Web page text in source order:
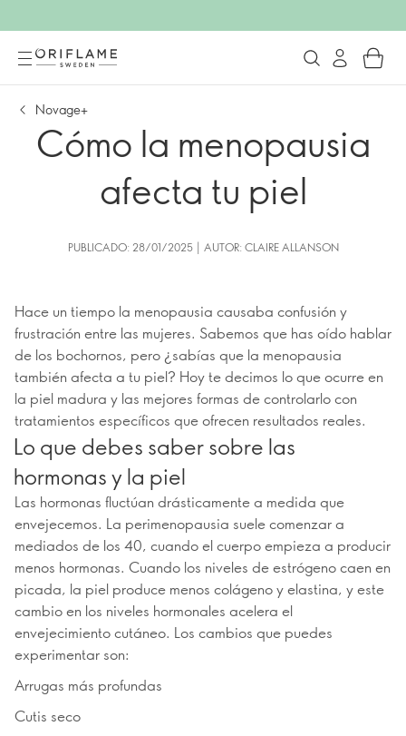
Novage+
Cómo la menopausia
afecta tu piel
PUBLICADO: 28/01/2025 | AUTOR: CLAIRE ALLANSON
Hace un tiempo la menopausia causaba confusión y
frustración entre las mujeres. Sabemos que has oído hablar
de los bochornos, pero ¿sabías que la menopausia
también afecta a tu piel? Hoy te decimos lo que ocurre en
la piel madura y las mejores formas de controlarlo con
tratamientos específicos que ofrecen resultados reales.
Lo que debes saber sobre las
hormonas y la piel
Las hormonas fluctúan drásticamente a medida que
envejecemos. La perimenopausia suele comenzar a
mediados de los 40, cuando el cuerpo empieza a producir
menos hormonas. Cuando los niveles de estrógeno caen en
picada, la piel produce menos colágeno y elastina, y este
cambio en los niveles hormonales acelera el
envejecimiento cutáneo. Los cambios que puedes
experimentar son:
Arrugas más profundas
Cutis seco